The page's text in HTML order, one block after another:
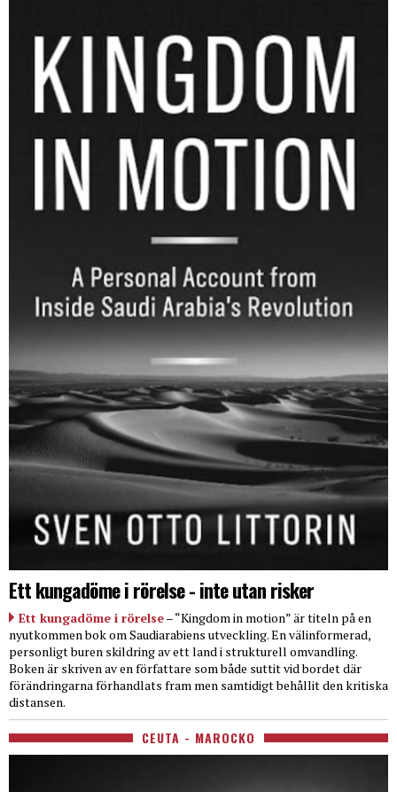
Ett kungadöme i rörelse - inte utan risker
Ett kungadöme i rörelse– “Kingdom in motion” är titeln på en
nyutkommen bok om Saudiarabiens utveckling. En välinformerad,
personligt buren skildring av ett land i strukturell omvandling.
Boken är skriven av en författare som både suttit vid bordet där
förändringarna förhandlats fram men samtidigt behållit den kritiska
distansen.
CEUTA - MAROCKO